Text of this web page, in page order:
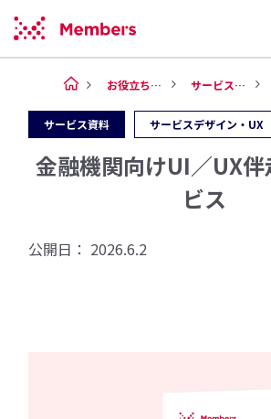
お役立ち情報 サービス資料
サービス資料 サービスデザイン・UX
⾦融機関向けUI／UX
ビス
公開日： 2026.6.2